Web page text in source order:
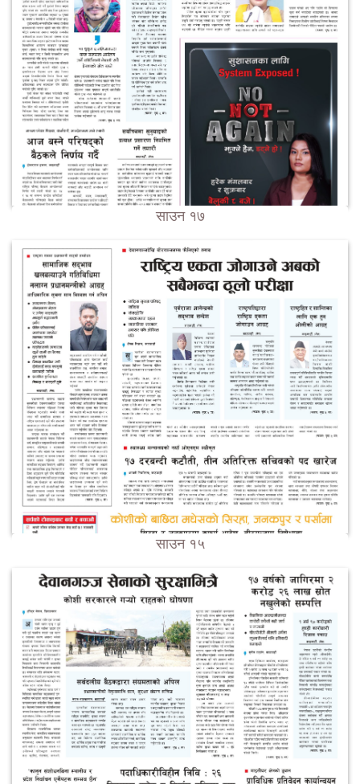
साउन १७
साउन १५